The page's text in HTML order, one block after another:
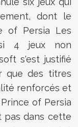
dont le
of Persia Les
4 jeux non
s'est justifié
que des titres
renforcés et
of Persia
pas dans cette